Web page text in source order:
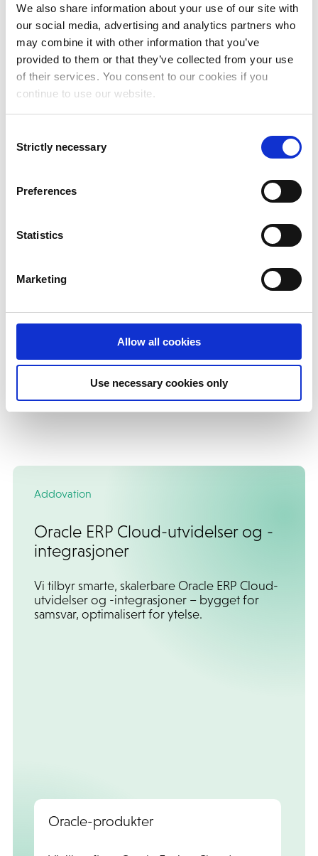
We also share information about your use of our site with
our social media, advertising and analytics partners who
may combine it with other information that you’ve
provided to them or that they’ve collected from your use
of their services. You consent to our cookies if you
continue to use our website.
Selection
Strictly necessary
Preferences
Statistics
Marketing
Allow all cookies
Use necessary cookies only
Add-ons for NetSuite
Vi utvikler skreddersydde add-ons for
NetSuite som forenkler arbeidsflyter,
automatiserer oppgaver og adresserer
spesifikke forretningsbehov som ikke dekkes
av standardfunksjonalitet.
Addovation
Oracle ERP Cloud-utvidelser og -
integrasjoner
Vi tilbyr smarte, skalerbare Oracle ERP Cloud-
utvidelser og -integrasjoner – bygget for
samsvar, optimalisert for ytelse.
Oracle-produkter